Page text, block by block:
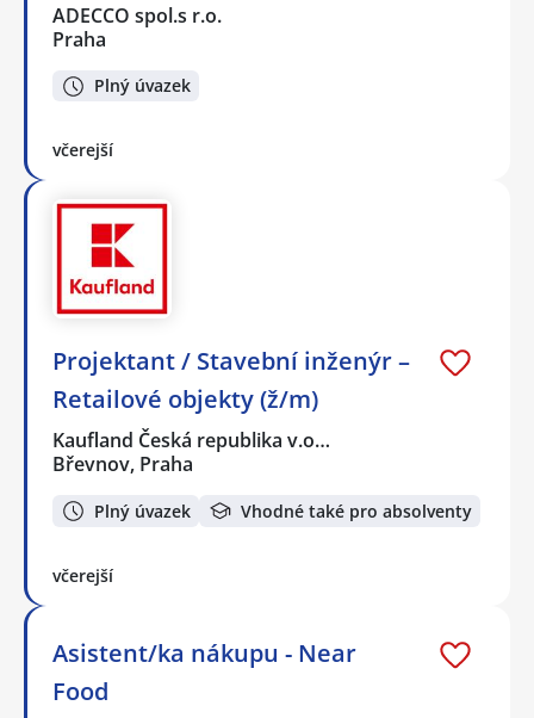
ADECCO spol.s r.o.
Praha
Plný úvazek
včerejší
Projektant / Stavební inženýr –
Retailové objekty (ž/m)
Kaufland Česká republika v.o…
Břevnov, Praha
Plný úvazek Vhodné také pro absolventy
včerejší
Asistent/ka nákupu - Near
Food